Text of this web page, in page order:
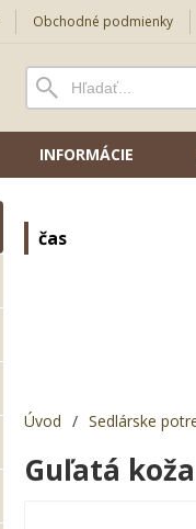
Obchodné podmienky
INFORMÁCIE
čas
Úvod / Sedlárske
Guľatá